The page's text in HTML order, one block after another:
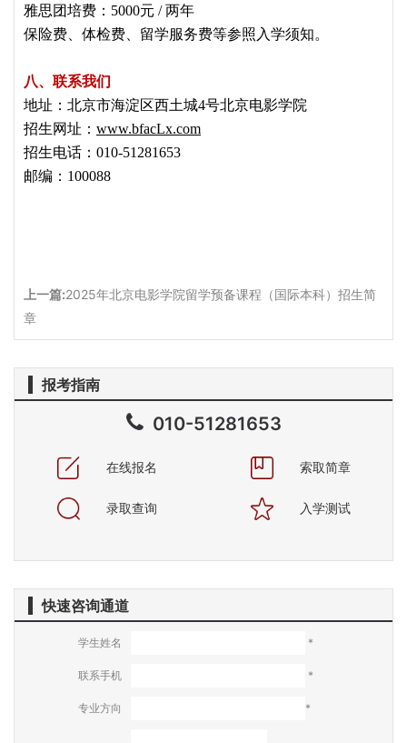
雅思团培费：5000元 / 两年
保险费、体检费、留学服务费等参照入学须知。
八、联系我们
地址：北京市海淀区西土城4号北京电影学院
招生网址： www.bfacLx.com
招生电话：010-51281653
邮编：100088
上一篇:2025年北京电影学院留学预备课程（国际本科）招生简
章
报考指南
010-51281653
在线报名 索取简章
录取查询 入学测试
快速咨询通道
学生姓名 *
联系手机 *
专业方向 *